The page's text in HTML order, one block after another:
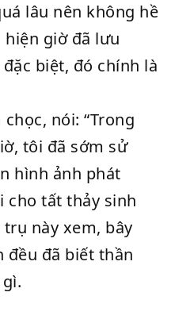
lâu nên không hề
giờ đã lưu
biệt, đó chính là
nói: “Trong
tôi đã sớm sử
hình ảnh phát
cho tất thảy sinh
này xem, bây
đều đã biết thần